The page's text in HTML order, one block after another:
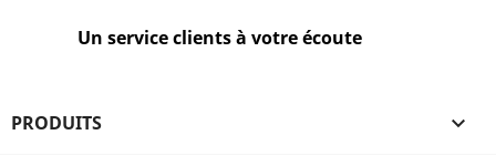
Un service clients à votre écoute
PRODUITS 